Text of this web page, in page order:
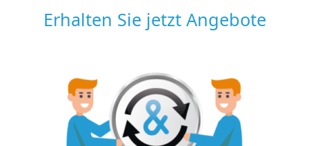
Erhalten Sie jetzt Angebote